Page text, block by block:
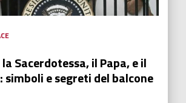
Sacerdotessa, il Papa, e il
e segreti del balcone